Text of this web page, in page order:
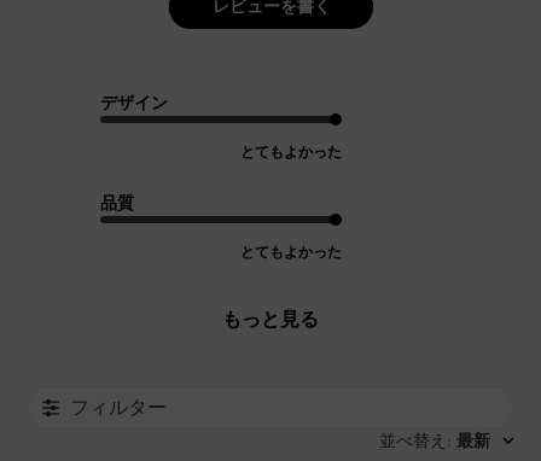
レビューを書く
デザイン
とてもよかった
品質
とてもよかった
もっと見る
フィルター
並べ替え : 最新